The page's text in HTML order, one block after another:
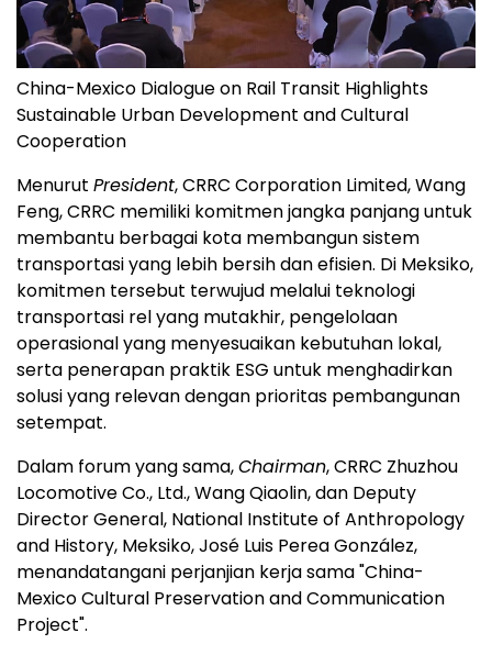
China-Mexico Dialogue on Rail Transit Highlights
Sustainable Urban Development and Cultural
Cooperation
Menurut President, CRRC Corporation Limited, Wang
Feng, CRRC memiliki komitmen jangka panjang untuk
membantu berbagai kota membangun sistem
transportasi yang lebih bersih dan efisien. Di Meksiko,
komitmen tersebut terwujud melalui teknologi
transportasi rel yang mutakhir, pengelolaan
operasional yang menyesuaikan kebutuhan lokal,
serta penerapan praktik ESG untuk menghadirkan
solusi yang relevan dengan prioritas pembangunan
setempat.
Dalam forum yang sama,Chairman, CRRC Zhuzhou
Locomotive Co., Ltd., Wang Qiaolin, dan Deputy
Director General, National Institute of Anthropology
and History, Meksiko, José Luis Perea González,
menandatangani perjanjian kerja sama "China-
Mexico Cultural Preservation and Communication
Project".